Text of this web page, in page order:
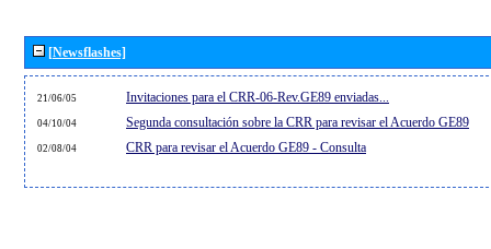
[Newsflashes]
21/06/05 Invitaciones para el CRR-06-Rev.GE89 enviadas...
04/10/04 Segunda consultación sobre la CRR para revisar el Acuerdo GE89
02/08/04 CRR para revisar el Acuerdo GE89 - Consulta